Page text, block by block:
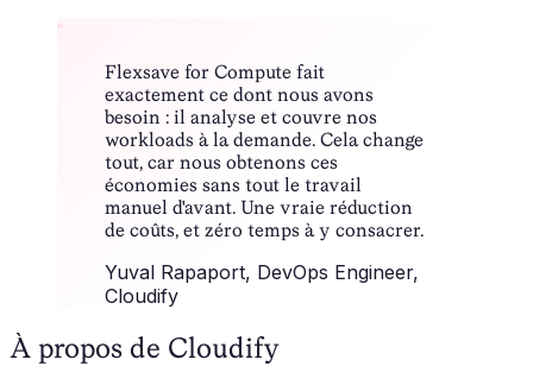
“
Flexsave for Compute fait
exactement ce dont nous avons
besoin : il analyse et couvre nos
workloads à la demande. Cela change
tout, car nous obtenons ces
économies sans tout le travail
manuel d'avant. Une vraie réduction
de coûts, et zéro temps à y consacrer.
Yuval Rapaport, DevOps Engineer,
Cloudify
À propos de Cloudify